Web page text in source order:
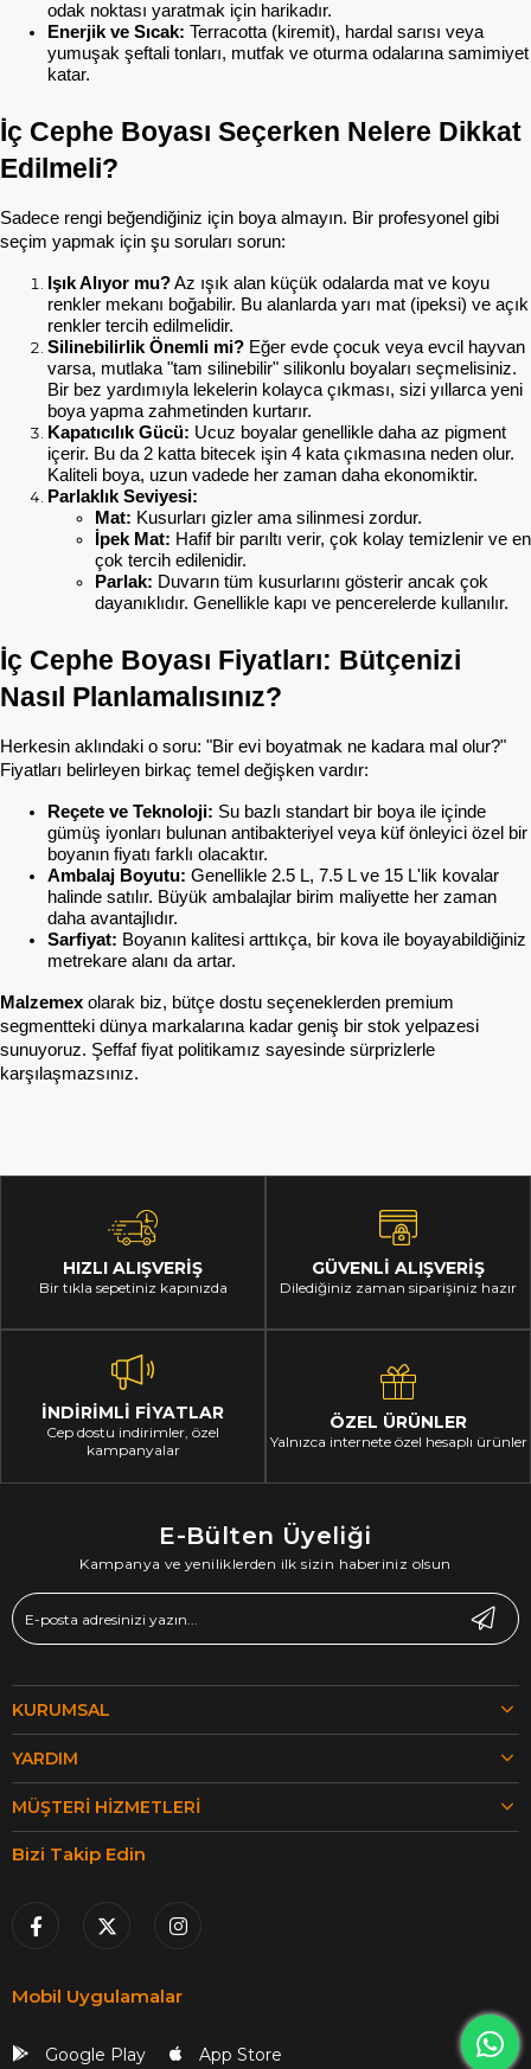
odak noktası yaratmak için harikadır.
Enerjik ve Sıcak: Terracotta (kiremit), hardal sarısı veya
yumuşak şeftali tonları, mutfak ve oturma odalarına samimiyet
katar.
İç Cephe Boyası Seçerken Nelere Dikkat
Edilmeli?
Sadece rengi beğendiğiniz için boya almayın. Bir profesyonel gibi
seçim yapmak için şu soruları sorun:
Işık Alıyor mu? Az ışık alan küçük odalarda mat ve koyu
renkler mekanı boğabilir. Bu alanlarda yarı mat (ipeksi) ve açık
renkler tercih edilmelidir.
Silinebilirlik Önemli mi? Eğer evde çocuk veya evcil hayvan
varsa, mutlaka "tam silinebilir" silikonlu boyaları seçmelisiniz.
Bir bez yardımıyla lekelerin kolayca çıkması, sizi yıllarca yeni
boya yapma zahmetinden kurtarır.
Kapatıcılık Gücü: Ucuz boyalar genellikle daha az pigment
içerir. Bu da 2 katta bitecek işin 4 kata çıkmasına neden olur.
Kaliteli boya, uzun vadede her zaman daha ekonomiktir.
Parlaklık Seviyesi:
Mat: Kusurları gizler ama silinmesi zordur.
İpek Mat: Hafif bir parıltı verir, çok kolay temizlenir ve en
çok tercih edilenidir.
Parlak: Duvarın tüm kusurlarını gösterir ancak çok
dayanıklıdır. Genellikle kapı ve pencerelerde kullanılır.
İç Cephe Boyası Fiyatları: Bütçenizi
Nasıl Planlamalısınız?
Herkesin aklındaki o soru: "Bir evi boyatmak ne kadara mal olur?"
Fiyatları belirleyen birkaç temel değişken vardır:
Reçete ve Teknoloji: Su bazlı standart bir boya ile içinde
gümüş iyonları bulunan antibakteriyel veya küf önleyici özel bir
boyanın fiyatı farklı olacaktır.
Ambalaj Boyutu: Genellikle 2.5 L, 7.5 L ve 15 L'lik kovalar
halinde satılır. Büyük ambalajlar birim maliyette her zaman
daha avantajlıdır.
Sarfiyat: Boyanın kalitesi arttıkça, bir kova ile boyayabildiğiniz
metrekare alanı da artar.
Malzemex olarak biz, bütçe dostu seçeneklerden premium
segmentteki dünya markalarına kadar geniş bir stok yelpazesi
sunuyoruz. Şeffaf fiyat politikamız sayesinde sürprizlerle
karşılaşmazsınız.
HIZLI ALIŞVERİŞ
Bir tıkla sepetiniz kapınızda
GÜVENLİ ALIŞVERİŞ
Dilediğiniz zaman siparişiniz hazır
İNDİRİMLİ FİYATLAR
Cep dostu indirimler, özel
kampanyalar
ÖZEL ÜRÜNLER
Yalnızca internete özel hesaplı ürünler
E-Bülten Üyeliği
Kampanya ve yeniliklerden ilk sizin haberiniz olsun
KURUMSAL
YARDIM
MÜŞTERI HIZMETLERI
Bizi Takip Edin
Mobil Uygulamalar
Google Play App Store